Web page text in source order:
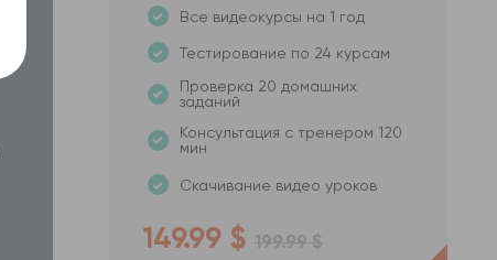
Все видеокурсы на 1 год
Тестирование по 24 курсам
Проверка 20 домашних
заданий
Консультация с тренером 120
мин
Скачивание видео уроков
149.99 $ 199.99 $